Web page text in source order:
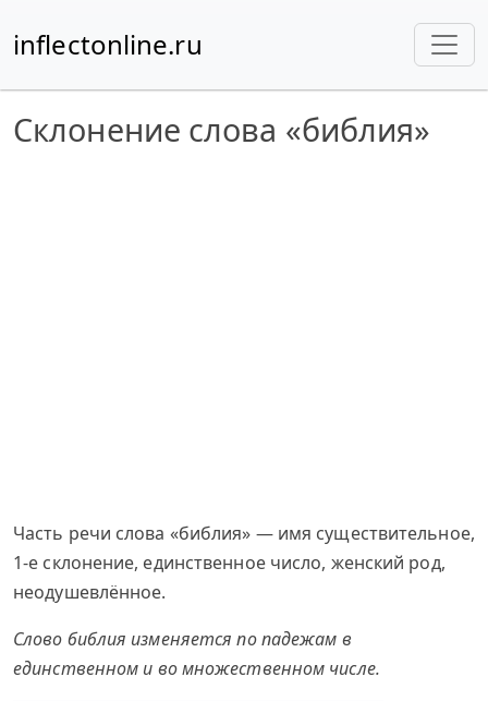
inflectonline.ru
Склонение слова «библия»
Часть речи слова «библия» — имя существительное,
1-е склонение, единственное число, женский род,
неодушевлённое.
Слово библия изменяется по падежам в
единственном и во множественном числе.